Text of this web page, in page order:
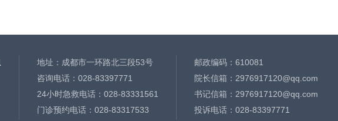
地址：成都市一环路北三段53号
咨询电话：028-83397771
24小时急救电话：028-83331561
门诊预约电话：028-83317533
邮政编码：610081
院长信箱： 2976917120@qq.com
书记信箱： 2976917120@qq.com
投诉电话：028-83397771